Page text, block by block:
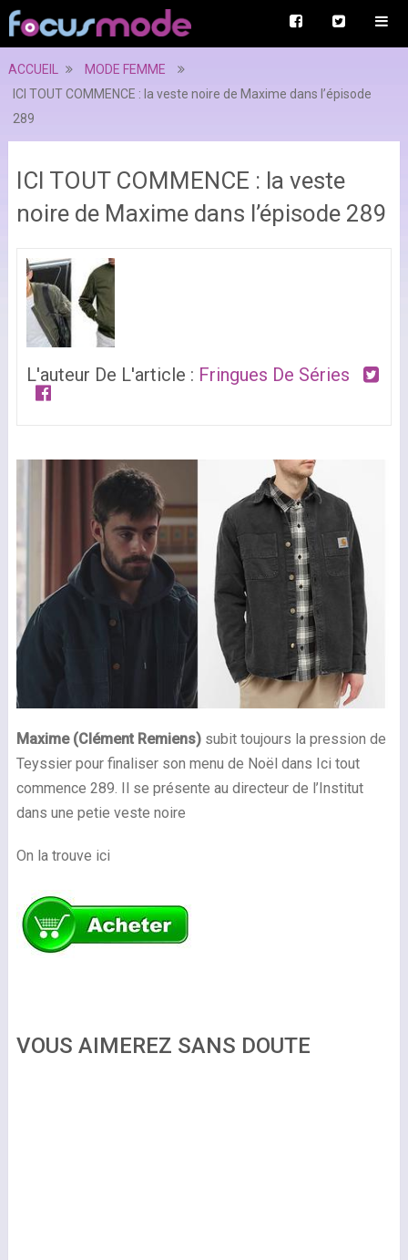
ACCUEIL
MODE FEMME
ICI TOUT COMMENCE : la veste noire de Maxime dans l’épisode
289
ICI TOUT COMMENCE : la veste
noire de Maxime dans l’épisode 289
L'auteur De L'article : Fringues De Séries
Maxime (Clément Remiens)subit toujours la pression de
Teyssier pour finaliser son menu de Noël dans Ici tout
commence 289. Il se présente au directeur de l’Institut
dans une petie veste noire
On la trouve ici
VOUS AIMEREZ SANS DOUTE